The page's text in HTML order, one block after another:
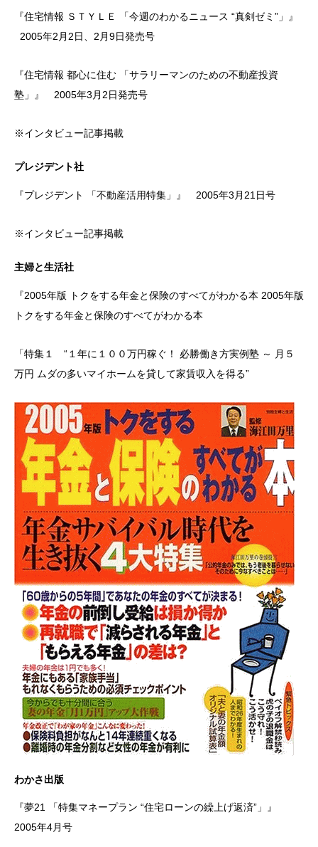
『住宅情報 ＳＴＹＬＥ 「今週のわかるニュース “真剣ゼミ”」』
2005年2月2日、2月9日発売号
『住宅情報 都心に住む 「サラリーマンのための不動産投資
塾」』 2005年3月2日発売号
※インタビュー記事掲載
プレジデント社
『プレジデント 「不動産活用特集」』 2005年3月21日号
※インタビュー記事掲載
主婦と生活社
『2005年版 トクをする年金と保険のすべてがわかる本 2005年版
トクをする年金と保険のすべてがわかる本
「特集１ “１年に１００万円稼ぐ！ 必勝働き方実例塾 ～ 月５
万円 ムダの多いマイホームを貸して家賃収入を得る”
わかさ出版
『夢21 「特集マネープラン “住宅ローンの繰上げ返済”」』
2005年4月号